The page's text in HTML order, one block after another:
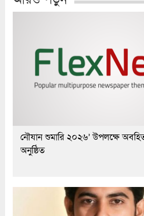
নৌযান শুমারি ২০২৬’ উপলক্ষে
অনুষ্ঠিত